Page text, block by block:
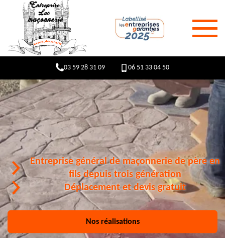
03 59 28 31 09 06 51 33 04 50
Entreprise général de maçonnerie de père en
fils depuis trois génération
Déplacement et devis gratuit
Nos réalisations